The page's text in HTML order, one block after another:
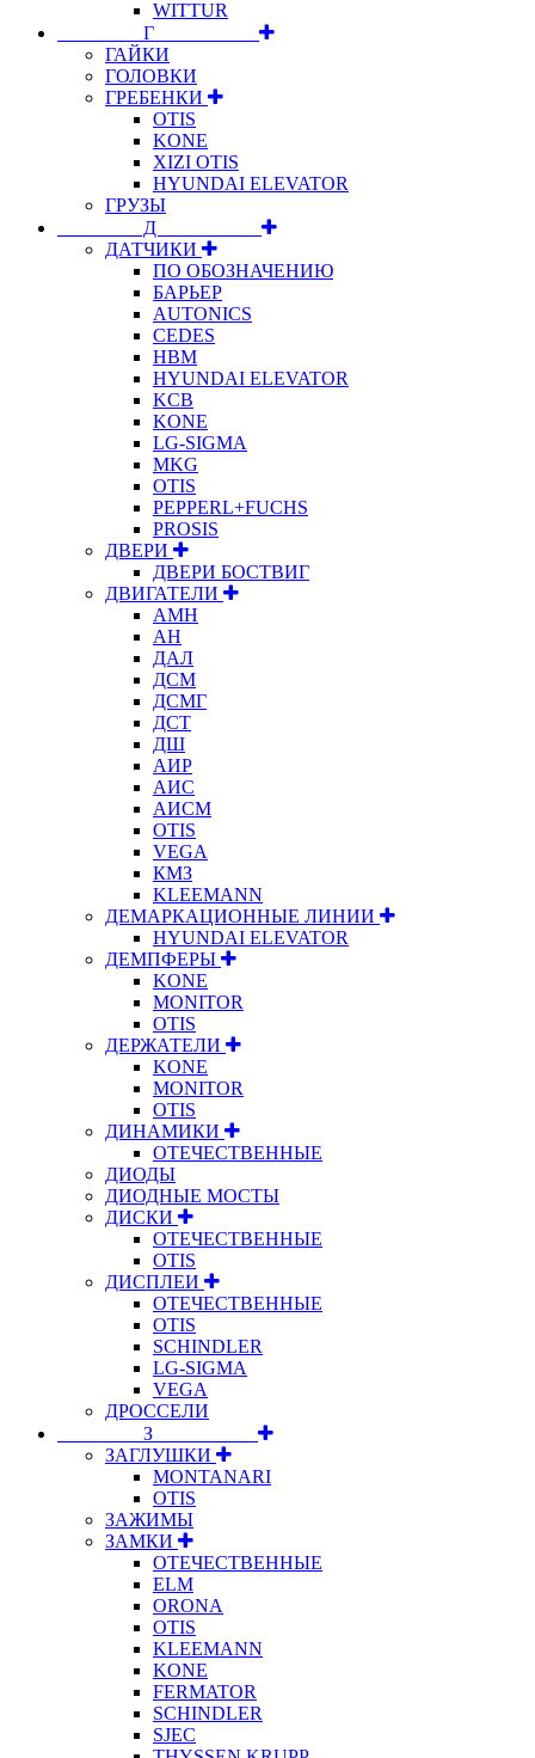
WITTUR
⠀⠀⠀⠀⠀⠀Г⠀⠀⠀⠀⠀⠀⠀
ГАЙКИ
ГОЛОВКИ
ГРЕБЕНКИ
OTIS
KONE
XIZI OTIS
HYUNDAI ELEVATOR
ГРУЗЫ
⠀⠀⠀⠀⠀⠀Д⠀⠀⠀⠀⠀⠀⠀
ДАТЧИКИ
ПО ОБОЗНАЧЕНИЮ
БАРЬЕР
AUTONICS
CEDES
HBM
HYUNDAI ELEVATOR
KCB
KONE
LG-SIGMA
MKG
OTIS
PEPPERL+FUCHS
PROSIS
ДВЕРИ
ДВЕРИ БОСТВИГ
ДВИГАТЕЛИ
АМН
АН
ДАЛ
ДСМ
ДСМГ
ДСТ
ДШ
АИР
АИС
АИСМ
OTIS
VEGA
КМЗ
KLEEMANN
ДЕМАРКАЦИОННЫЕ ЛИНИИ
HYUNDAI ELEVATOR
ДЕМПФЕРЫ
KONE
MONITOR
OTIS
ДЕРЖАТЕЛИ
KONE
MONITOR
OTIS
ДИНАМИКИ
ОТЕЧЕСТВЕННЫЕ
ДИОДЫ
ДИОДНЫЕ МОСТЫ
ДИСКИ
ОТЕЧЕСТВЕННЫЕ
OTIS
ДИСПЛЕИ
ОТЕЧЕСТВЕННЫЕ
OTIS
SCHINDLER
LG-SIGMA
VEGA
ДРОССЕЛИ
⠀⠀⠀⠀⠀⠀З⠀⠀⠀⠀⠀⠀⠀
ЗАГЛУШКИ
MONTANARI
OTIS
ЗАЖИМЫ
ЗАМКИ
ОТЕЧЕСТВЕННЫЕ
ELM
ORONA
OTIS
KLEEMANN
KONE
FERMATOR
SCHINDLER
SJEC